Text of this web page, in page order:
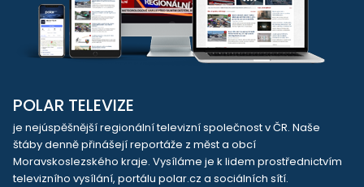
POLAR TELEVIZE
je nejúspěšnější regionální televizní společnost v ČR. Naše
štáby denně přinášejí reportáže z měst a obcí
Moravskoslezského kraje. Vysíláme je k lidem prostřednictvím
televizního vysílání, portálu polar.cz a sociálních sítí.